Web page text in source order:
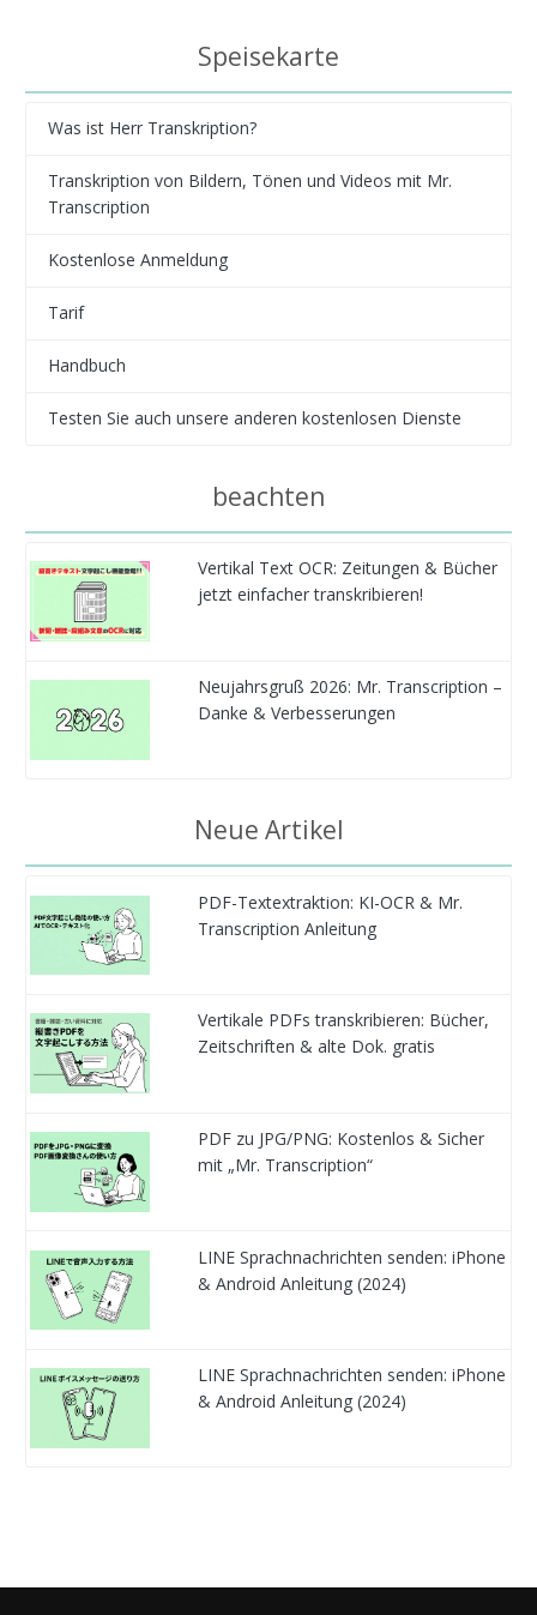
Speisekarte
Was ist Herr Transkription?
Transkription von Bildern, Tönen und Videos mit Mr.
Transcription
Kostenlose Anmeldung
Tarif
Handbuch
Testen Sie auch unsere anderen kostenlosen Dienste
beachten
Vertikal Text OCR: Zeitungen & Bücher
jetzt einfacher transkribieren!
Neujahrsgruß 2026: Mr. Transcription –
Danke & Verbesserungen
Neue Artikel
PDF-Textextraktion: KI-OCR & Mr.
Transcription Anleitung
Vertikale PDFs transkribieren: Bücher,
Zeitschriften & alte Dok. gratis
PDF zu JPG/PNG: Kostenlos & Sicher
mit „Mr. Transcription“
LINE Sprachnachrichten senden: iPhone
& Android Anleitung (2024)
LINE Sprachnachrichten senden: iPhone
& Android Anleitung (2024)